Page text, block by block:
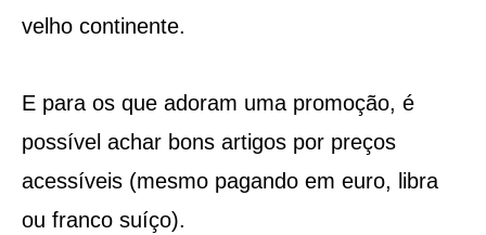
velho continente.
E para os que adoram uma promoção, é
possível achar bons artigos por preços
acessíveis (mesmo pagando em euro, libra
ou franco suíço).